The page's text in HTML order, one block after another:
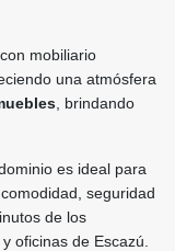
, con mobiliario
una atmósfera
, brindando
es ideal para
seguridad
de los
oficinas de Escazú.